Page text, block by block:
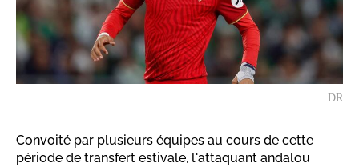
DR
Convoité par plusieurs équipes au cours de cette
période de transfert estivale, l'attaquant andalou